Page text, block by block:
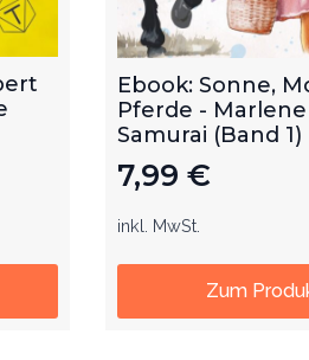
Ebook: Sonne,
Pferde -
Samurai (Band 1)
7,99 €
inkl. MwSt.
Zum